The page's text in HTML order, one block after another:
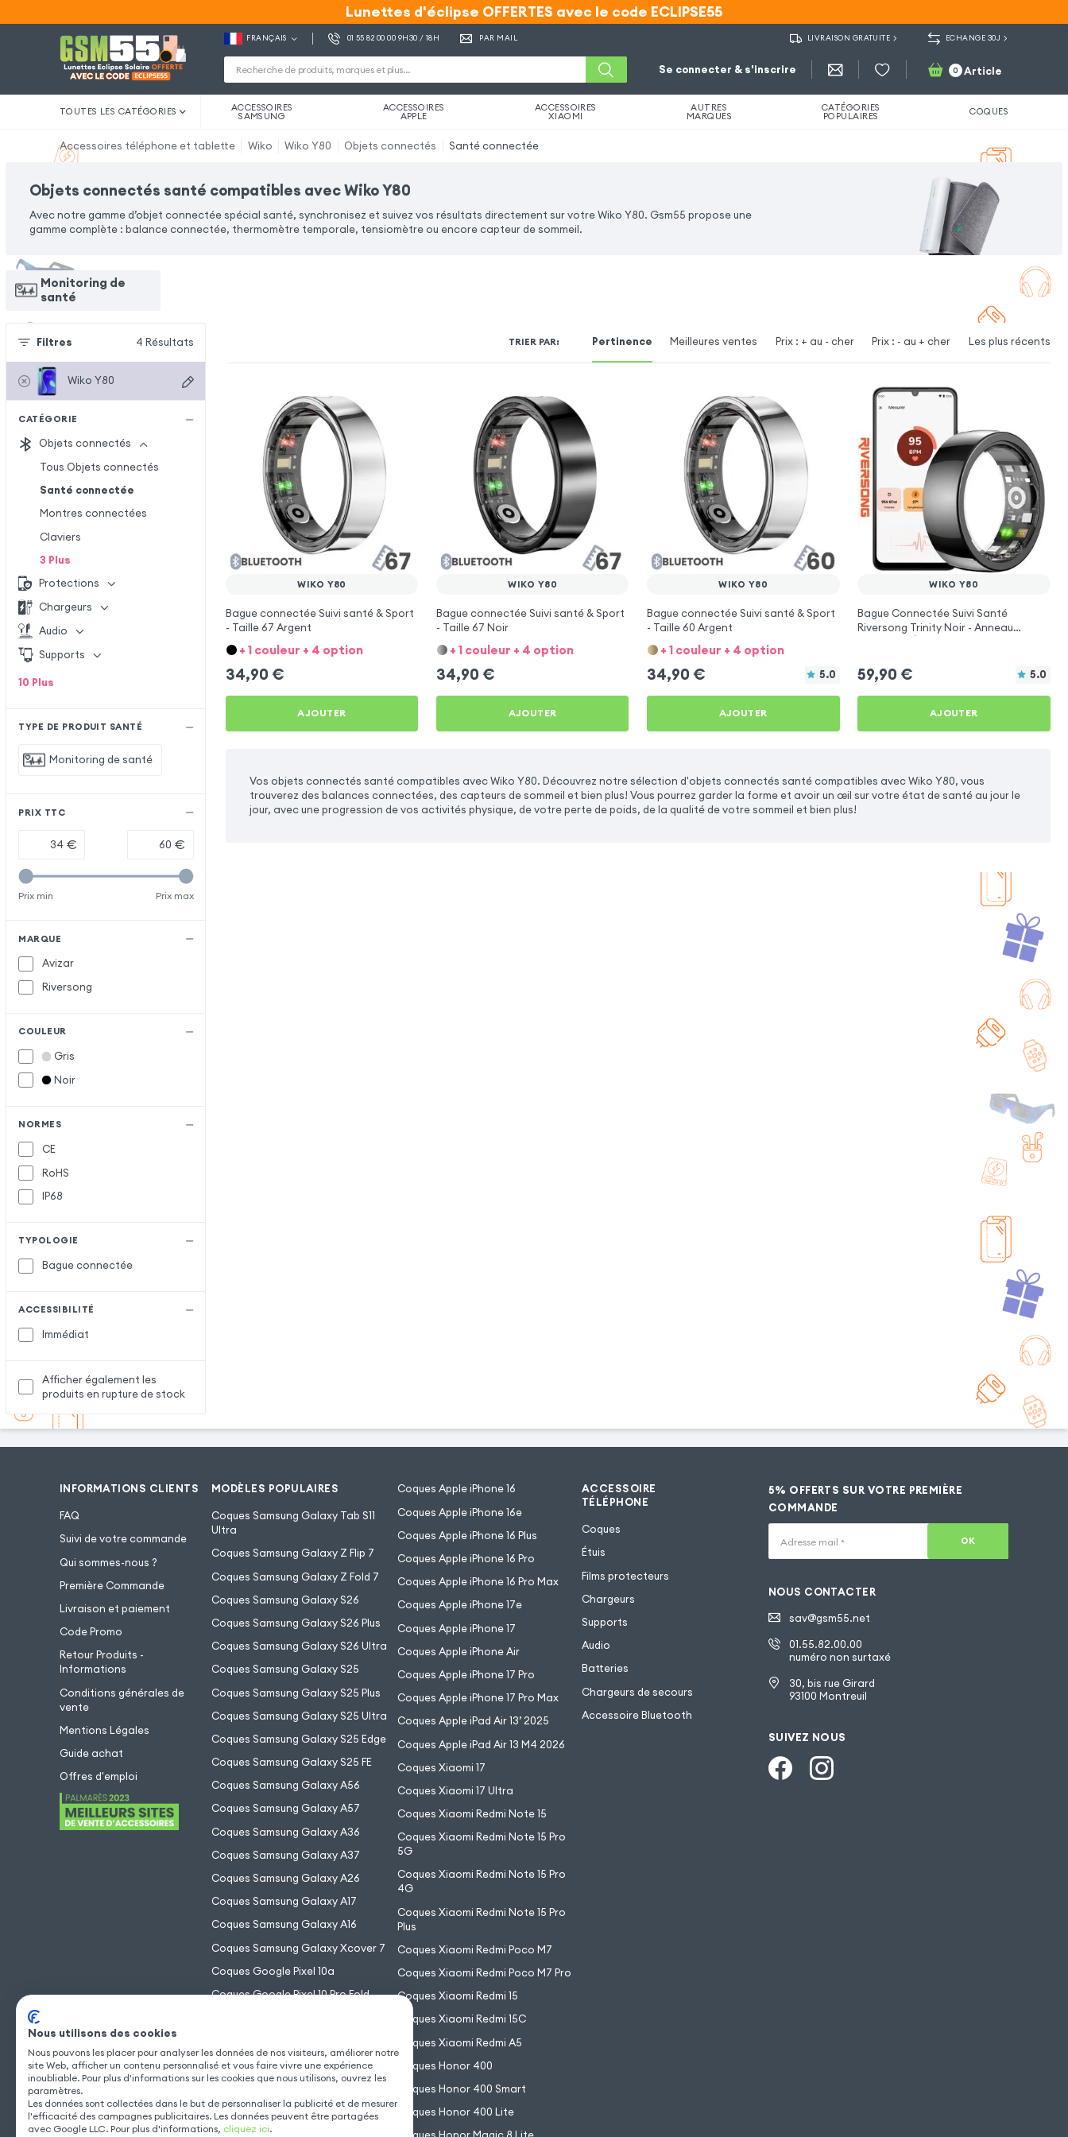
Lunettes d'éclipse OFFERTES avec le code ECLIPSE55
Lunettes d'éclipse OFFERTES avec le code ECLIPSE55
FRANÇAIS 01 55 82 00 00 9H30 / 18H PAR MAIL LIVRAISON GRATUITE ECHANGE 30J
Se connecter & s'inscrire 0 Article
TOUTES LES CATÉGORIES ACCESSOIRES
SAMSUNG
ACCESSOIRES
APPLE
ACCESSOIRES
XIAOMI
AUTRES
MARQUES
CATÉGORIES
POPULAIRES COQUES
Accessoires téléphone et tablette Wiko Wiko Y80 Objets connectés Santé connectée
Objets connectés santé compatibles avec Wiko Y80
Avec notre gamme d’objet connectée spécial santé, synchronisez et suivez vos résultats directement sur votre Wiko Y80. Gsm55 propose une
gamme complète : balance connectée, thermomètre temporale, tensiomètre ou encore capteur de sommeil.
Monitoring de
santé
Filtres 4 Résultats
Wiko Y80
CATÉGORIE
Objets connectés
Tous Objets connectés
Santé connectée
Montres connectées
Claviers
3 Plus
Protections
Chargeurs
Audio
Supports
10 Plus
TYPE DE PRODUIT SANTÉ
Monitoring de santé
PRIX TTC
€ €
Prix min Prix max
MARQUE
Avizar
Riversong
COULEUR
Gris
Noir
NORMES
CE
RoHS
IP68
TYPOLOGIE
Bague connectée
ACCESSIBILITÉ
Immédiat
Afficher également les
produits en rupture de stock
TRIER PAR: Pertinence Meilleures ventes Prix : + au - cher Prix : - au + cher Les plus récents
WIKO Y80
Bague connectée Suivi santé & Sport
- Taille 67 Argent
+ 1 couleur + 4 option
34,90 €
AJOUTER
WIKO Y80
Bague connectée Suivi santé & Sport
- Taille 67 Noir
+ 1 couleur + 4 option
34,90 €
AJOUTER
WIKO Y80
Bague connectée Suivi santé & Sport
- Taille 60 Argent
+ 1 couleur + 4 option
34,90 € 5.0
AJOUTER
WIKO Y80
Bague Connectée Suivi Santé
Riversong Trinity Noir - Anneau
59,90 € 5.0
AJOUTER
Vos objets connectés santé compatibles avec Wiko Y80. Découvrez notre sélection d'objets connectés santé compatibles avec Wiko Y80, vous
trouverez des balances connectées, des capteurs de sommeil et bien plus! Vous pourrez garder la forme et avoir un œil sur votre état de santé au jour le
jour, avec une progression de vos activités physique, de votre perte de poids, de la qualité de votre sommeil et bien plus!
INFORMATIONS CLIENTS
FAQ
Suivi de votre commande
Qui sommes-nous ?
Première Commande
Livraison et paiement
Code Promo
Retour Produits -
Informations
Conditions générales de
vente
Mentions Légales
Guide achat
Offres d'emploi
MODÈLES POPULAIRES
Coques Samsung Galaxy Tab S11
Ultra
Coques Samsung Galaxy Z Flip 7
Coques Samsung Galaxy Z Fold 7
Coques Samsung Galaxy S26
Coques Samsung Galaxy S26 Plus
Coques Samsung Galaxy S26 Ultra
Coques Samsung Galaxy S25
Coques Samsung Galaxy S25 Plus
Coques Samsung Galaxy S25 Ultra
Coques Samsung Galaxy S25 Edge
Coques Samsung Galaxy S25 FE
Coques Samsung Galaxy A56
Coques Samsung Galaxy A57
Coques Samsung Galaxy A36
Coques Samsung Galaxy A37
Coques Samsung Galaxy A26
Coques Samsung Galaxy A17
Coques Samsung Galaxy A16
Coques Samsung Galaxy Xcover 7
Coques Google Pixel 10a
Coques Google Pixel 10 Pro Fold
Coques Google Pixel 10
Coques Apple iPhone 16
Coques Apple iPhone 16e
Coques Apple iPhone 16 Plus
Coques Apple iPhone 16 Pro
Coques Apple iPhone 16 Pro Max
Coques Apple iPhone 17e
Coques Apple iPhone 17
Coques Apple iPhone Air
Coques Apple iPhone 17 Pro
Coques Apple iPhone 17 Pro Max
Coques Apple iPad Air 13’ 2025
Coques Apple iPad Air 13 M4 2026
Coques Xiaomi 17
Coques Xiaomi 17 Ultra
Coques Xiaomi Redmi Note 15
Coques Xiaomi Redmi Note 15 Pro
5G
Coques Xiaomi Redmi Note 15 Pro
4G
Coques Xiaomi Redmi Note 15 Pro
Plus
Coques Xiaomi Redmi Poco M7
Coques Xiaomi Redmi Poco M7 Pro
Coques Xiaomi Redmi 15
Coques Xiaomi Redmi 15C
Coques Xiaomi Redmi A5
Coques Honor 400
Coques Honor 400 Smart
Coques Honor 400 Lite
ACCESSOIRE
TÉLÉPHONE
Coques
Étuis
Films protecteurs
Chargeurs
Supports
Audio
Batteries
Chargeurs de secours
Accessoire Bluetooth
5% OFFERTS SUR VOTRE PREMIÈRE
COMMANDE
Adresse mail * OK
NOUS CONTACTER
sav@gsm55.net
01.55.82.00.00
numéro non surtaxé
30, bis rue Girard
93100 Montreuil
SUIVEZ NOUS
Nous utilisons des cookies
Nous pouvons les placer pour analyser les données de nos visiteurs, améliorer notre
site Web, afficher un contenu personnalisé et vous faire vivre une expérience
inoubliable. Pour plus d'informations sur les cookies que nous utilisons, ouvrez les
paramètres.
Les données sont collectées dans le but de personnaliser la publicité et de mesurer
l'efficacité des campagnes publicitaires. Les données peuvent être partagées
avec Google LLC. Pour plus d'informations, cliquez ici.